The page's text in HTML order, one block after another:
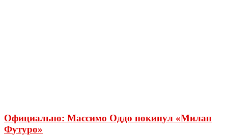
Официально: Массимо Оддо покинул «Милан
Футуро»